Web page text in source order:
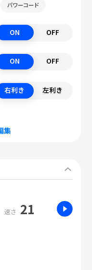
パワーコード
ON OFF
ON OFF
右利き 左利き
集
速さ 21